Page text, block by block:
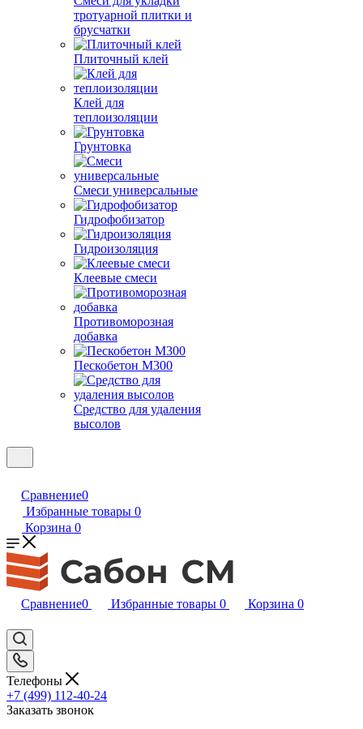
тротуарной плитки и
брусчатки
Плиточный клей
Клей для
теплоизоляции
Грунтовка
Смеси универсальные
Гидрофобизатор
Гидроизоляция
Клеевые смеси
Противоморозная
добавка
Пескобетон М300
Средство для удаления
высолов
Сравнение0
Избранные товары 0
Корзина 0
Сравнение0 Избранные товары 0 Корзина 0
Телефоны
+7 (499) 112-40-24
Заказать звонок